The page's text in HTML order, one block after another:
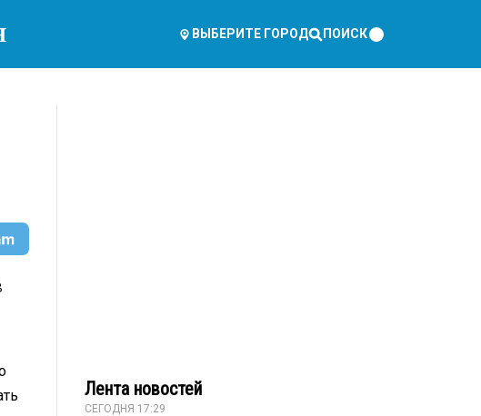
ВЫБЕРИТЕ ГОРОД ПОИСК
Лента новостей
СЕГОДНЯ 17:29